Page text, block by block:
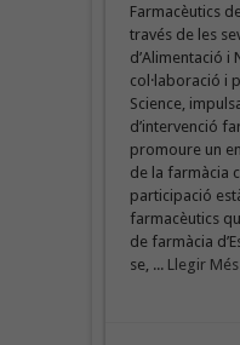
Farmacèutics
través de les
d’Alimentació i
col·laboració i
Science,
d’intervenció
promoure un
de la farmàcia
participació
farmacèutics
de farmàcia
se, ... Llegir Més